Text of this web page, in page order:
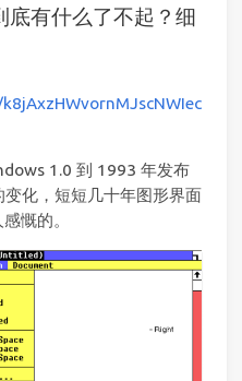
底有什么了不起？细
1.0 到 1993 年发布
化，短短几十年图形界面
慨的。